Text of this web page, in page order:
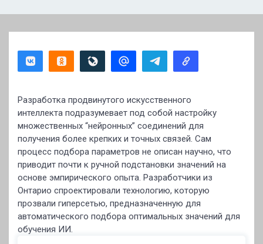
Разработка продвинутого искусственного
интеллекта подразумевает под собой настройку
множественных “нейронных” соединений для
получения более крепких и точных связей. Сам
процесс подбора параметров не описан научно, что
приводит почти к ручной подстановки значений на
основе эмпирического опыта. Разработчики из
Онтарио спроектировали технологию, которую
прозвали гиперсетью, предназначенную для
автоматического подбора оптимальных значений для
обучения ИИ.